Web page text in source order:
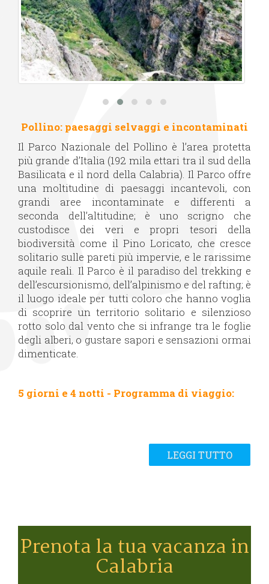
Pollino: paesaggi selvaggi e incontaminati
Il Parco Nazionale del Pollino è l’area protetta
più grande d’Italia (192 mila ettari tra il sud della
Basilicata e il nord della Calabria). Il Parco offre
una moltitudine di paesaggi incantevoli, con
grandi aree incontaminate e differenti a
seconda dell’altitudine; è uno scrigno che
custodisce dei veri e propri tesori della
biodiversità come il Pino Loricato, che cresce
solitario sulle pareti più impervie, e le rarissime
aquile reali. Il Parco è il paradiso del trekking e
dell’escursionismo, dell’alpinismo e del rafting; è
il luogo ideale per tutti coloro che hanno voglia
di scoprire un territorio solitario e silenzioso
rotto solo dal vento che si infrange tra le foglie
degli alberi, o gustare sapori e sensazioni ormai
dimenticate.
5 giorni e 4 notti - Programma di viaggio:
LEGGI TUTTO
Prenota la tua vacanza in
Calabria